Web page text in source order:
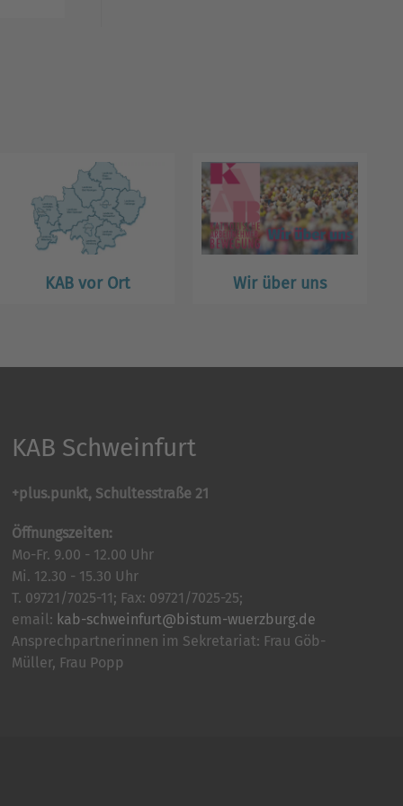
KAB vor Ort Wir über uns
KAB Schweinfurt
+plus.punkt, Schultesstraße 21
Öffnungszeiten:
Mo-Fr. 9.00 - 12.00 Uhr
Mi. 12.30 - 15.30 Uhr
T. 09721/7025-11; Fax: 09721/7025-25;
email: kab-schweinfurt@bistum-wuerzburg.de
Ansprechpartnerinnen im Sekretariat: Frau Göb-
Müller, Frau Popp